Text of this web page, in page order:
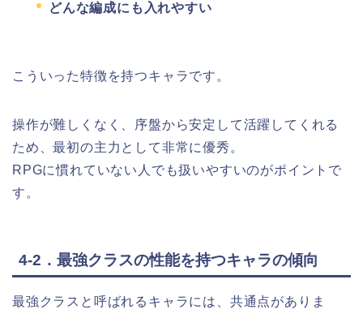
どんな編成にも入れやすい
こういった特徴を持つキャラです。
操作が難しくなく、序盤から安定して活躍してくれる
ため、最初の主力として非常に優秀。
RPGに慣れていない人でも扱いやすいのがポイントで
す。
4-2．最強クラスの性能を持つキャラの傾向
最強クラスと呼ばれるキャラには、共通点がありま